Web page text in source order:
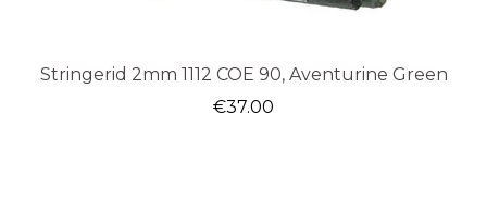
Stringerid 2mm 1112 COE 90, Aventurine Green
€37.00